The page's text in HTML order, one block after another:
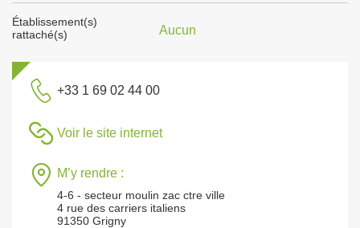
Établissement(s)
rattaché(s)
Aucun
+33 1 69 02 44 00
Voir le site internet
M’y rendre :
4-6 - secteur moulin zac ctre ville
4 rue des carriers italiens
91350 Grigny